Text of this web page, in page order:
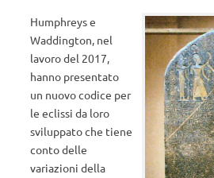
Humphreys e
Waddington, nel
lavoro del 2017,
hanno presentato
un nuovo codice per
le eclissi da loro
sviluppato che tiene
conto delle
variazioni della